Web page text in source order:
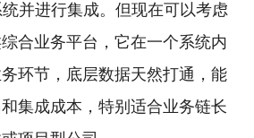
并进行集成。但现在可以考虑
合业务平台，它在一个系统内
环节，底层数据天然打通，能
集成成本，特别适合业务链长